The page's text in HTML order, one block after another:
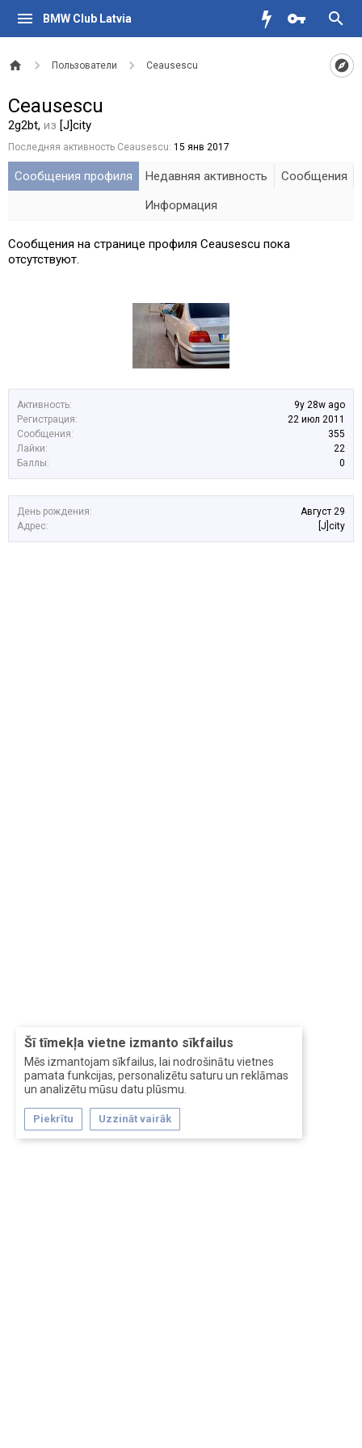
BMW Club Latvia
Пользователи Ceausescu
Šī tīmekļa vietne izmanto sīkfailus
Mēs izmantojam sīkfailus, lai nodrošinātu vietnes
pamata funkcijas, personalizētu saturu un reklāmas
un analizētu mūsu datu plūsmu.
Piekrītu Uzzināt vairāk
Активность:
9y 28w ago
Регистрация:
22 июл 2011
Сообщения:
355
Лайки:
22
Баллы:
0
День рождения:
Август 29
Адрес:
[J]city
Ceausescu
2g2bt, из [J]city
Последняя активность Ceausescu: 15 янв 2017
Сообщения профиля Недавняя активность
Сообщения
Информация
Сообщения на странице профиля Ceausescu пока
отсутствуют.